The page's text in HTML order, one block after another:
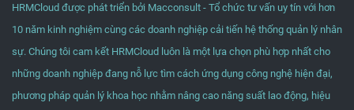
HRMCloud được phát triển bởi Macconsult - Tổ chức tư vấn uy tín với hơn
10 năm kinh nghiệm cùng các doanh nghiệp cải tiến hệ thống quản lý nhân
sự. Chúng tôi cam kết HRMCloud luôn là một lựa chọn phù hợp nhất cho
những doanh nghiệp đang nỗ lực tìm cách ứng dụng công nghệ hiện đại,
phương pháp quản lý khoa học nhằm nâng cao năng suất lao động, hiệu